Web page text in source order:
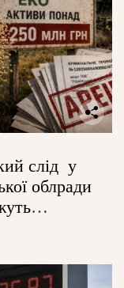
слід у
облради